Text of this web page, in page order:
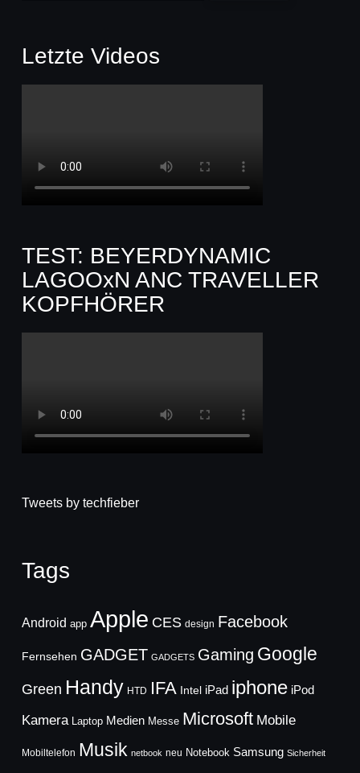
Letzte Videos
TEST: BEYERDYNAMIC
LAGOOxN ANC TRAVELLER
KOPFHÖRER
Tweets by techfieber
Tags
Android app Apple CES design Facebook
Fernsehen GADGET GADGETS Gaming Google
Green Handy HTD IFA Intel iPad iphone iPod
Kamera Laptop Medien Messe Microsoft Mobile
Mobiltelefon Musik netbook neu Notebook Samsung Sicherheit